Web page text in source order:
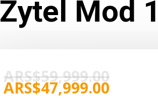
Zytel Mod
ARS$59,999.00El
ARS$47,999.00